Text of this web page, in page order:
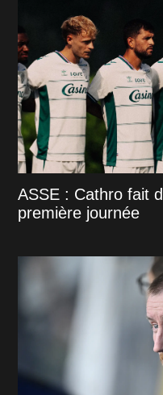
ASSE : Cathro fait
première journée